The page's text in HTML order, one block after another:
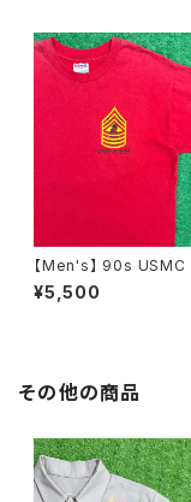
【Men's】 90s USMC
Tシャツ / アメリカ製
0年代 ティーシャツ T-
¥5,500
その他の商品